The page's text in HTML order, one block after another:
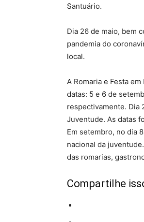
Santuário.
Dia 26 de maio, bem
pandemia do
local.
A Romaria e Festa
datas: 5 e 6 de
respectivamente. Dia
Juventude. As datas
Em setembro, no dia
nacional da
das romarias,
Compartilhe